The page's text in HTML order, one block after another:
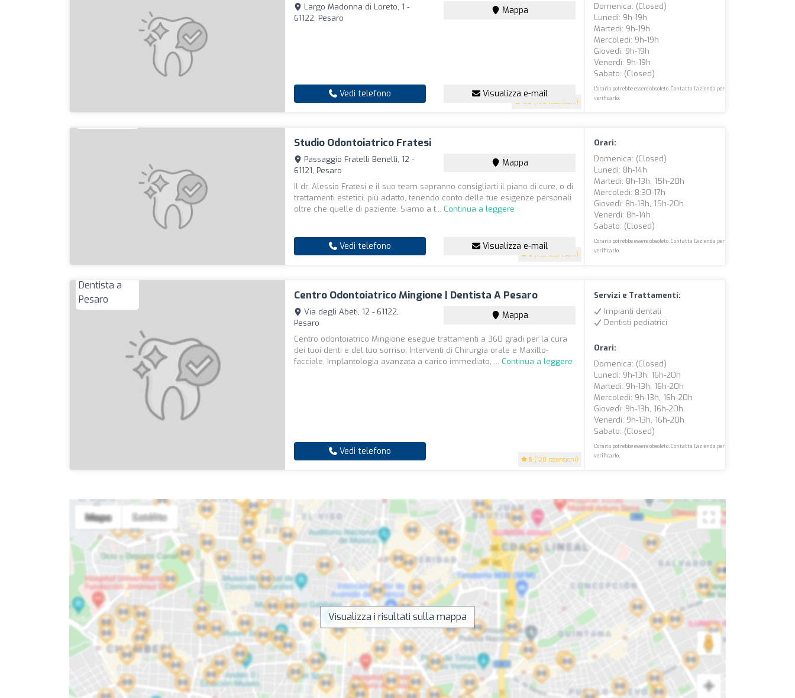
4.9 (196 recensioni)
Largo Madonna di Loreto, 1 -
61122, Pesaro
Mappa
Vedi telefono Visualizza e-mail
Domenica: (closed)
Lunedì: 9h-19h
Martedì: 9h-19h
Mercoledì: 9h-19h
Giovedì: 9h-19h
Venerdì: 9h-19h
Sabato: (closed)
L'orario potrebbe essere obsoleto. Contatta l'azienda per
verificarlo.
Studio Odontoiatrico Fratesi
5 (152 recensioni)
Passaggio Fratelli Benelli, 12 -
61121, Pesaro
Mappa
Il dr. Alessio Fratesi e il suo team sapranno consigliarti il piano di cure, o di
trattamenti estetici, più adatto, tenendo conto delle tue esigenze personali
oltre che quelle di paziente. Siamo a t... Continua a leggere
Vedi telefono Visualizza e-mail
Orari:
Domenica: (closed)
Lunedì: 8h-14h
Martedì: 8h-13h, 15h-20h
Mercoledì: 8:30-17h
Giovedì: 8h-13h, 15h-20h
Venerdì: 8h-14h
Sabato: (closed)
L'orario potrebbe essere obsoleto. Contatta l'azienda per
verificarlo.
Centro Odontoiatrico Mingione | Dentista A Pesaro
5 (120 recensioni)
Via degli Abeti, 12 - 61122,
Pesaro
Mappa
Centro odontoiatrico Mingione esegue trattamenti a 360 gradi per la cura
dei tuoi denti e del tuo sorriso. Interventi di Chirurgia orale e Maxillo-
facciale, Implantologia avanzata a carico immediato, ... Continua a leggere
Vedi telefono
Servizi e Trattamenti:
Impianti dentali
Dentisti pediatrici
Orari:
Domenica: (closed)
Lunedì: 9h-13h, 16h-20h
Martedì: 9h-13h, 16h-20h
Mercoledì: 9h-13h, 16h-20h
Giovedì: 9h-13h, 16h-20h
Venerdì: 9h-13h, 16h-20h
Sabato: (closed)
L'orario potrebbe essere obsoleto. Contatta l'azienda per
verificarlo.
Visualizza i risultati sulla mappa